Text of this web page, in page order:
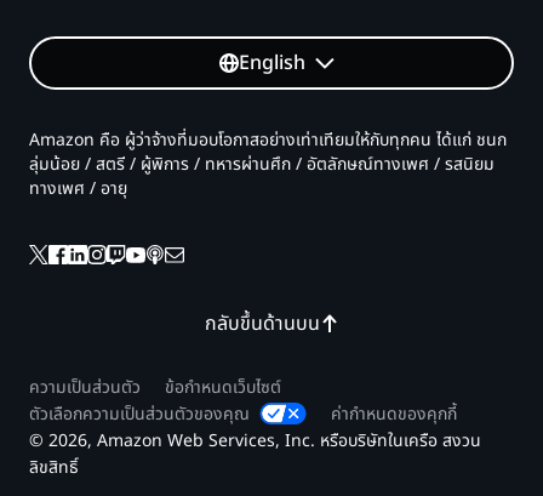
English
กลับขึ้นด้านบน
Amazon คือ ผู้ว่าจ้างที่มอบโอกาสอย่างเท่าเทียมให้กับทุกคน ได้แก่ ชนก
ลุ่มน้อย / สตรี / ผู้พิการ / ทหารผ่านศึก / อัตลักษณ์ทางเพศ / รสนิยม
ทางเพศ / อายุ
ความเป็นส่วนตัว
ข้อกำหนดเว็บไซต์
ตัวเลือกความเป็นส่วนตัวของคุณ
ค่ากำหนดของคุกกี้
© 2026, Amazon Web Services, Inc. หรือบริษัทในเครือ สงวน
ลิขสิทธิ์